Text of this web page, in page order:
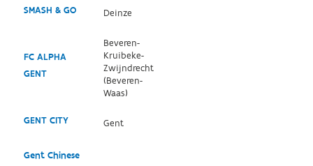
SMASH & GO Deinze
FC ALPHA
GENT
Beveren-
Kruibeke-
Zwijndrecht
(Beveren-
Waas)
GENT CITY Gent
Gent Chinese